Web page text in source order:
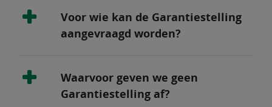
Voor wie kan de Garantiestelling
aangevraagd worden?
Waarvoor geven we geen
Garantiestelling af?